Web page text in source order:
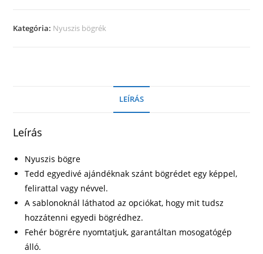
mennyiség
Kategória: Nyuszis bögrék
LEÍRÁS
Leírás
Nyuszis bögre
Tedd egyedivé ajándéknak szánt bögrédet egy képpel,
felirattal vagy névvel.
A sablonoknál láthatod az opciókat, hogy mit tudsz
hozzátenni egyedi bögrédhez.
Fehér bögrére nyomtatjuk, garantáltan mosogatógép
álló.